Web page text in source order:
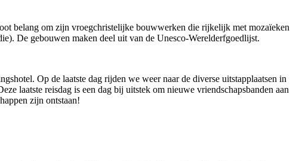
belang om zijn vroegchristelijke bouwwerken die rijkelijk met mozaïeken
De gebouwen maken deel uit van de Unesco-Werelderfgoedlijst.
Op de laatste dag rijden we weer naar de diverse uitstapplaatsen in
laatste reisdag is een dag bij uitstek om nieuwe vriendschapsbanden aan
zijn ontstaan!